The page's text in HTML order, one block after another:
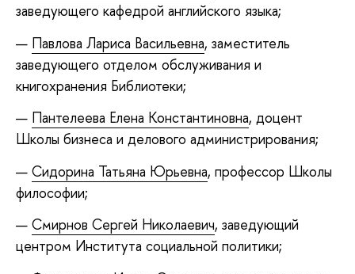
заведующего кафедрой английского языка;
Павлова Лариса Васильевна, заместитель
заведующего отделом обслуживания и
книгохранения Библиотеки;
Пантелеева Елена Константиновна, доцент
Школы бизнеса и делового администрирования;
Сидорина Татьяна Юрьевна, профессор Школы
философии;
Смирнов Сергей Николаевич, заведующий
центром Института социальной политики;